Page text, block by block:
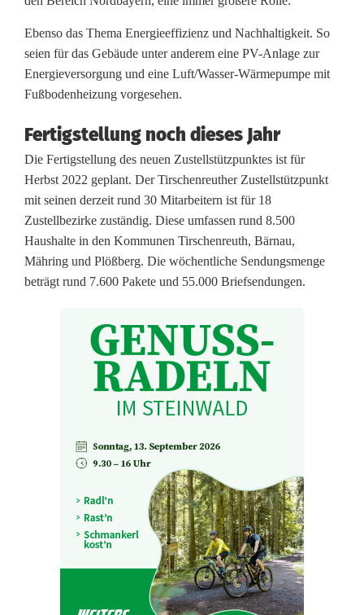
t
i
e
r
t
i
n
d
e
r
Ebenso das Thema Energieeffizienz und Nachhaltigkeit. So
seien für das Gebäude unter anderem eine PV-Anlage zur
Energieversorgung und eine Luft/Wasser-Wärmepumpe mit
Fußbodenheizung vorgesehen.
Fertigstellung noch dieses Jahr
Die Fertigstellung des neuen Zustellstützpunktes ist für
Herbst 2022 geplant. Der Tirschenreuther Zustellstützpunkt
mit seinen derzeit rund 30 Mitarbeitern ist für 18
Zustellbezirke zuständig. Diese umfassen rund 8.500
Haushalte in den Kommunen Tirschenreuth, Bärnau,
Mähring und Plößberg. Die wöchentliche Sendungsmenge
beträgt rund 7.600 Pakete und 55.000 Briefsendungen.